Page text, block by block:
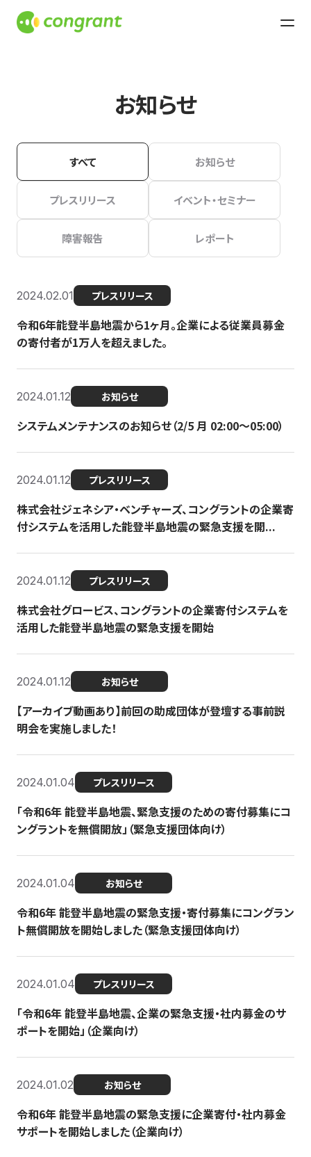
お知らせ
すべて お知らせ
プレスリリース イベント・セミナー
障害報告 レポート
2024.02.01 プレスリリース
令和6年能登半島地震から1ヶ月。企業による従業員募金
の寄付者が1万人を超えました。
2024.01.12 お知らせ
システムメンテナンスのお知らせ（2/5 月 02:00〜05:00）
2024.01.12 プレスリリース
株式会社ジェネシア・ベンチャーズ、コングラントの企業寄
付システムを活用した能登半島地震の緊急支援を開...
2024.01.12 プレスリリース
株式会社グロービス、コングラントの企業寄付システムを
活用した能登半島地震の緊急支援を開始
2024.01.12 お知らせ
【アーカイブ動画あり】前回の助成団体が登壇する事前説
明会を実施しました！
2024.01.04 プレスリリース
「令和6年 能登半島地震、緊急支援のための寄付募集にコ
ングラントを無償開放」（緊急支援団体向け）
2024.01.04 お知らせ
令和6年 能登半島地震の緊急支援・寄付募集にコングラン
ト無償開放を開始しました（緊急支援団体向け）
2024.01.04 プレスリリース
「令和6年 能登半島地震、企業の緊急支援・社内募金のサ
ポートを開始」（企業向け）
2024.01.02 お知らせ
令和6年 能登半島地震の緊急支援に企業寄付・社内募金
サポートを開始しました（企業向け）